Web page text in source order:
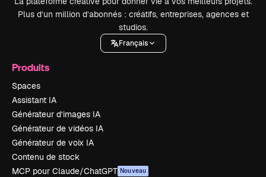
Plus d’un million d’abonnés : créatifs, entreprises, agences et
studios.
Français
Produits
Spaces
Assistant IA
Générateur d’images IA
Générateur de vidéos IA
Générateur de voix IA
Contenu de stock
MCP pour Claude/ChatGPT Nouveau